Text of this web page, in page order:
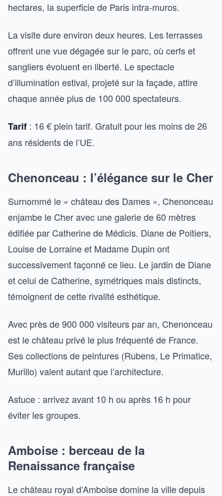
hectares, la superficie de Paris intra-muros.
La visite dure environ deux heures. Les terrasses
offrent une vue dégagée sur le parc, où cerfs et
sangliers évoluent en liberté. Le spectacle
d’illumination estival, projeté sur la façade, attire
chaque année plus de 100 000 spectateurs.
Tarif : 16 € plein tarif. Gratuit pour les moins de 26
ans résidents de l’UE.
Chenonceau : l’élégance sur le Cher
Surnommé le « château des Dames », Chenonceau
enjambe le Cher avec une galerie de 60 mètres
édifiée par Catherine de Médicis. Diane de Poitiers,
Louise de Lorraine et Madame Dupin ont
successivement façonné ce lieu. Le jardin de Diane
et celui de Catherine, symétriques mais distincts,
témoignent de cette rivalité esthétique.
Avec près de 900 000 visiteurs par an, Chenonceau
est le château privé le plus fréquenté de France.
Ses collections de peintures (Rubens, Le Primatice,
Murillo) valent autant que l’architecture.
Astuce : arrivez avant 10 h ou après 16 h pour
éviter les groupes.
Amboise : berceau de la
Renaissance française
Le château royal d’Amboise domine la ville depuis